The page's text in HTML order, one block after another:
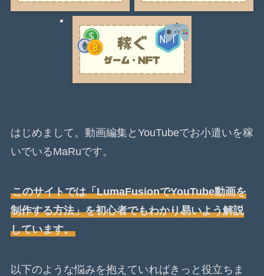
はじめまして。動画編集とYouTubeでお小遣いを稼
いでいるMaRuです。
このサイトでは「LumaFusionでYouTube動画を
制作する方法」を初心者でもわかり易いよう解説
しています。
以下のような悩みを抱えていればきっと役立ちま